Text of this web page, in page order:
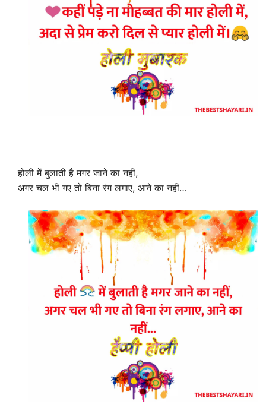
होली में बुलाती है मगर जाने का नहीं,
अगर चल भी गए तो बिना रंग लगाए, आने का नहीं…